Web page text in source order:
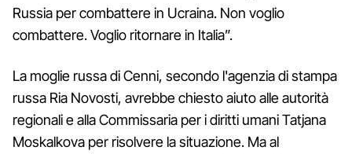
Russia per combattere in Ucraina. Non voglio
combattere. Voglio ritornare in Italia”.
La moglie russa di Cenni, secondo l'agenzia di stampa
russa Ria Novosti, avrebbe chiesto aiuto alle autorità
regionali e alla Commissaria per i diritti umani Tatjana
Moskalkova per risolvere la situazione. Ma al